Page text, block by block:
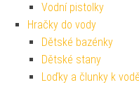
Vodní pistolky
Hračky do vody
Dětské bazénky
Dětské stany
Loďky a člunky k vodě